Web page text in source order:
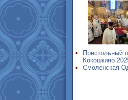
Престольный
Кокошкино
Смоленская